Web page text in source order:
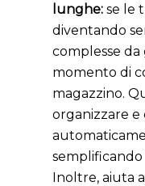
lunghe: se le
diventando
complesse da
momento di
magazzino.
organizzare e
Inoltre, aiuta